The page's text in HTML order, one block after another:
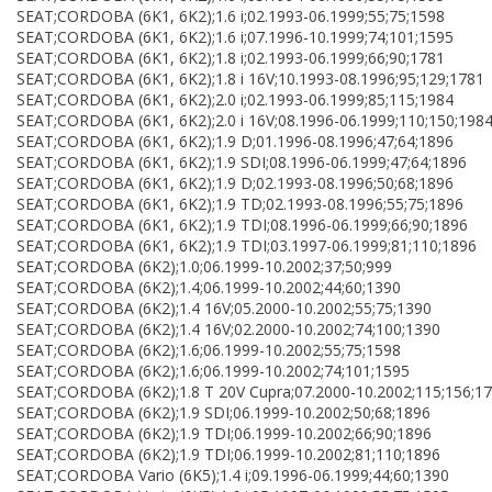
SEAT;CORDOBA (6K1, 6K2);1.6 i;02.1993-06.1999;55;75;1598
SEAT;CORDOBA (6K1, 6K2);1.6 i;07.1996-10.1999;74;101;1595
SEAT;CORDOBA (6K1, 6K2);1.8 i;02.1993-06.1999;66;90;1781
SEAT;CORDOBA (6K1, 6K2);1.8 i 16V;10.1993-08.1996;95;129;1781
SEAT;CORDOBA (6K1, 6K2);2.0 i;02.1993-06.1999;85;115;1984
SEAT;CORDOBA (6K1, 6K2);2.0 i 16V;08.1996-06.1999;110;150;1984
SEAT;CORDOBA (6K1, 6K2);1.9 D;01.1996-08.1996;47;64;1896
SEAT;CORDOBA (6K1, 6K2);1.9 SDI;08.1996-06.1999;47;64;1896
SEAT;CORDOBA (6K1, 6K2);1.9 D;02.1993-08.1996;50;68;1896
SEAT;CORDOBA (6K1, 6K2);1.9 TD;02.1993-08.1996;55;75;1896
SEAT;CORDOBA (6K1, 6K2);1.9 TDI;08.1996-06.1999;66;90;1896
SEAT;CORDOBA (6K1, 6K2);1.9 TDI;03.1997-06.1999;81;110;1896
SEAT;CORDOBA (6K2);1.0;06.1999-10.2002;37;50;999
SEAT;CORDOBA (6K2);1.4;06.1999-10.2002;44;60;1390
SEAT;CORDOBA (6K2);1.4 16V;05.2000-10.2002;55;75;1390
SEAT;CORDOBA (6K2);1.4 16V;02.2000-10.2002;74;100;1390
SEAT;CORDOBA (6K2);1.6;06.1999-10.2002;55;75;1598
SEAT;CORDOBA (6K2);1.6;06.1999-10.2002;74;101;1595
SEAT;CORDOBA (6K2);1.8 T 20V Cupra;07.2000-
SEAT;CORDOBA (6K2);1.9 SDI;06.1999-10.2002;50;68;1896
SEAT;CORDOBA (6K2);1.9 TDI;06.1999-10.2002;66;90;1896
SEAT;CORDOBA (6K2);1.9 TDI;06.1999-10.2002;81;110;1896
SEAT;CORDOBA Vario (6K5);1.4 i;09.1996-06.1999;44;60;1390